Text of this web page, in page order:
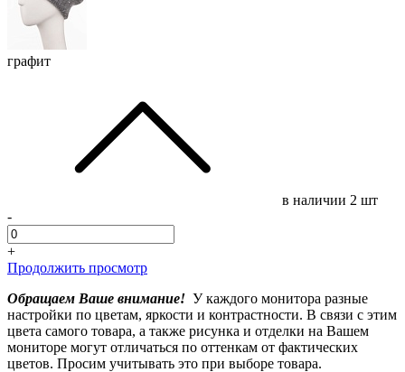
графит
в наличии 2 шт
-
+
Продолжить просмотр
Обращаем Ваше внимание! У каждого монитора разные
настройки по цветам, яркости и контрастности. В связи с этим
цвета самого товара, а также рисунка и отделки на Вашем
мониторе могут отличаться по оттенкам от фактических
цветов. Просим учитывать это при выборе товара.